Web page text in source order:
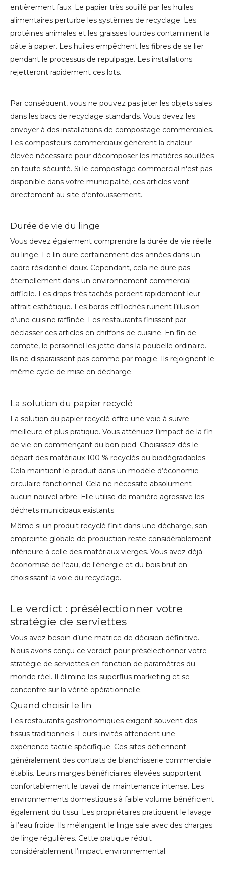
entièrement faux. Le papier très souillé par les huiles
alimentaires perturbe les systèmes de recyclage. Les
protéines animales et les graisses lourdes contaminent la
pâte à papier. Les huiles empêchent les fibres de se lier
pendant le processus de repulpage. Les installations
rejetteront rapidement ces lots.
Par conséquent, vous ne pouvez pas jeter les objets sales
dans les bacs de recyclage standards. Vous devez les
envoyer à des installations de compostage commerciales.
Les composteurs commerciaux génèrent la chaleur
élevée nécessaire pour décomposer les matières souillées
en toute sécurité. Si le compostage commercial n'est pas
disponible dans votre municipalité, ces articles vont
directement au site d'enfouissement.
Durée de vie du linge
Vous devez également comprendre la durée de vie réelle
du linge. Le lin dure certainement des années dans un
cadre résidentiel doux. Cependant, cela ne dure pas
éternellement dans un environnement commercial
difficile. Les draps très tachés perdent rapidement leur
attrait esthétique. Les bords effilochés ruinent l’illusion
d’une cuisine raffinée. Les restaurants finissent par
déclasser ces articles en chiffons de cuisine. En fin de
compte, le personnel les jette dans la poubelle ordinaire.
Ils ne disparaissent pas comme par magie. Ils rejoignent le
même cycle de mise en décharge.
La solution du papier recyclé
La solution du papier recyclé offre une voie à suivre
meilleure et plus pratique. Vous atténuez l’impact de la fin
de vie en commençant du bon pied. Choisissez dès le
départ des matériaux 100 % recyclés ou biodégradables.
Cela maintient le produit dans un modèle d’économie
circulaire fonctionnel. Cela ne nécessite absolument
aucun nouvel arbre. Elle utilise de manière agressive les
déchets municipaux existants.
Même si un produit recyclé finit dans une décharge, son
empreinte globale de production reste considérablement
inférieure à celle des matériaux vierges. Vous avez déjà
économisé de l'eau, de l'énergie et du bois brut en
choisissant la voie du recyclage.
Le verdict : présélectionner votre
stratégie de serviettes
Vous avez besoin d’une matrice de décision définitive.
Nous avons conçu ce verdict pour présélectionner votre
stratégie de serviettes en fonction de paramètres du
monde réel. Il élimine les superflus marketing et se
concentre sur la vérité opérationnelle.
Quand choisir le lin
Les restaurants gastronomiques exigent souvent des
tissus traditionnels. Leurs invités attendent une
expérience tactile spécifique. Ces sites détiennent
généralement des contrats de blanchisserie commerciale
établis. Leurs marges bénéficiaires élevées supportent
confortablement le travail de maintenance intense. Les
environnements domestiques à faible volume bénéficient
également du tissu. Les propriétaires pratiquent le lavage
à l’eau froide. Ils mélangent le linge sale avec des charges
de linge régulières. Cette pratique réduit
considérablement l’impact environnemental.